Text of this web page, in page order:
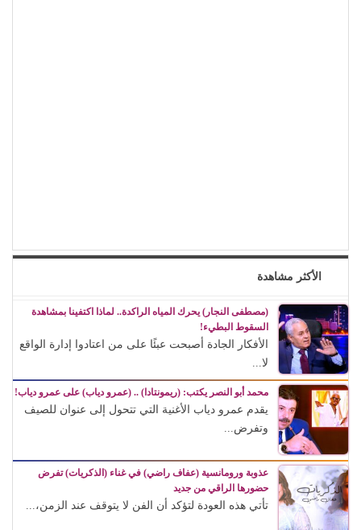
الأكثر مشاهدة
(مصطفى النجار) يحرك المياه الراكدة.. لماذا اكتفينا بمشاهدة
السقوط البطيء!
الأفكار الجادة أصبحت عبئًا على من اعتادوا إدارة الواقع
لا...
محمد أبو النصر يكتب: (ريمونتادا) .. (عمرو دياب) على عمرو دياب!
يقدم عمرو دياب الأغنية التي تتحول إلى عنوان للصيف
وتفرض...
عذوبة ورومانسية (عفاف راضي) في غناء (الذكريات) تفرض
حضورها الراقي من جديد
تأتي هذه العودة لتؤكد أن الفن لا يتوقف عند الزمن،...